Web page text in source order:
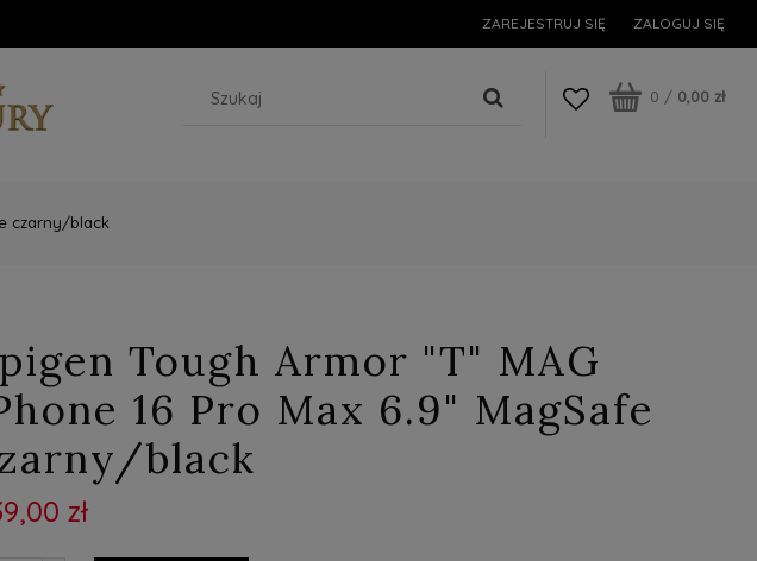
ZAREJESTRUJ SIĘ ZALOGUJ SIĘ
0 / 0,00 zł
czarny/black
Tough Armor "T" MAG
16 Pro Max 6.9" MagSafe
black
zł